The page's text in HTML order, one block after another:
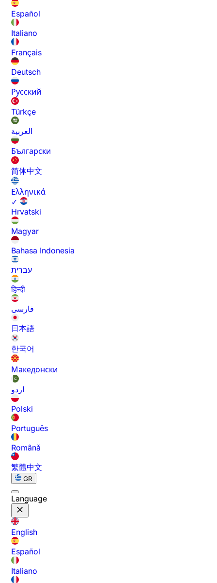
Español
Italiano
Français
Deutsch
Русский
Türkçe
العربية
Български
简体中文
Ελληνικά
✓
Hrvatski
Magyar
Bahasa Indonesia
עברית
हिन्दी
فارسی
日本語
한국어
Македонски
اردو
Polski
Português
Română
繁體中文
GR
Language
English
Español
Italiano